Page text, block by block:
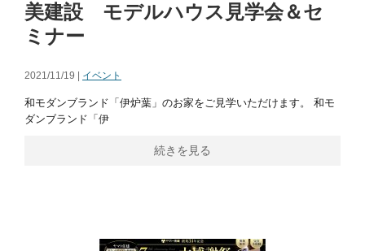
美建設 モデルハウス見学会＆セ
ミナー
2021/11/19 | イベント
和モダンブランド「伊炉葉」のお家をご見学いただけます。 和モ
ダンブランド「伊
続きを見る